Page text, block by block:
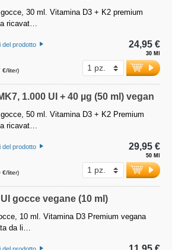
30 ml. Vitamina D3 + K2 premium
ricavat…
del prodotto
€/liter)
30 Ml
24,95 €
1.000 UI + 40 µg (50 ml) vegan
50 ml. Vitamina D3 + K2 Premium
ricavat…
del prodotto
€/liter)
50 Ml
29,95 €
gocce vegane (10 ml)
10 ml. Vitamina D3 Premium vegana
da li…
del prodotto